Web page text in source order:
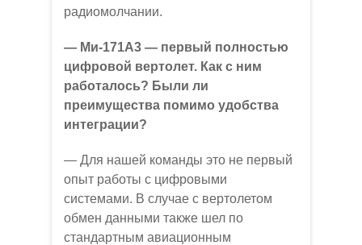
радиомолчании.
— Ми-171А3 — первый полностью
цифровой вертолет. Как с ним
работалось? Были ли
преимущества помимо удобства
интеграции?
— Для нашей команды это не первый
опыт работы с цифровыми
системами. В случае с вертолетом
обмен данными также шел по
стандартным авиационным